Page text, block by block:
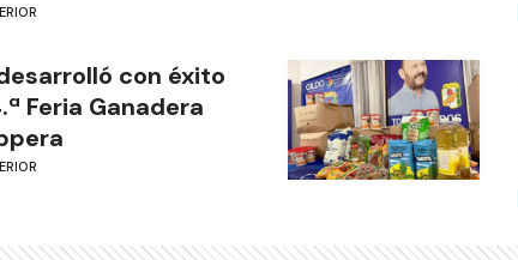
con éxito
Feria Ganadera